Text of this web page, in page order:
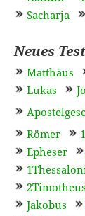
Sacharja
Neues
Matthäus
Lukas
Römer
Epheser
2Timotheus
Jakobus